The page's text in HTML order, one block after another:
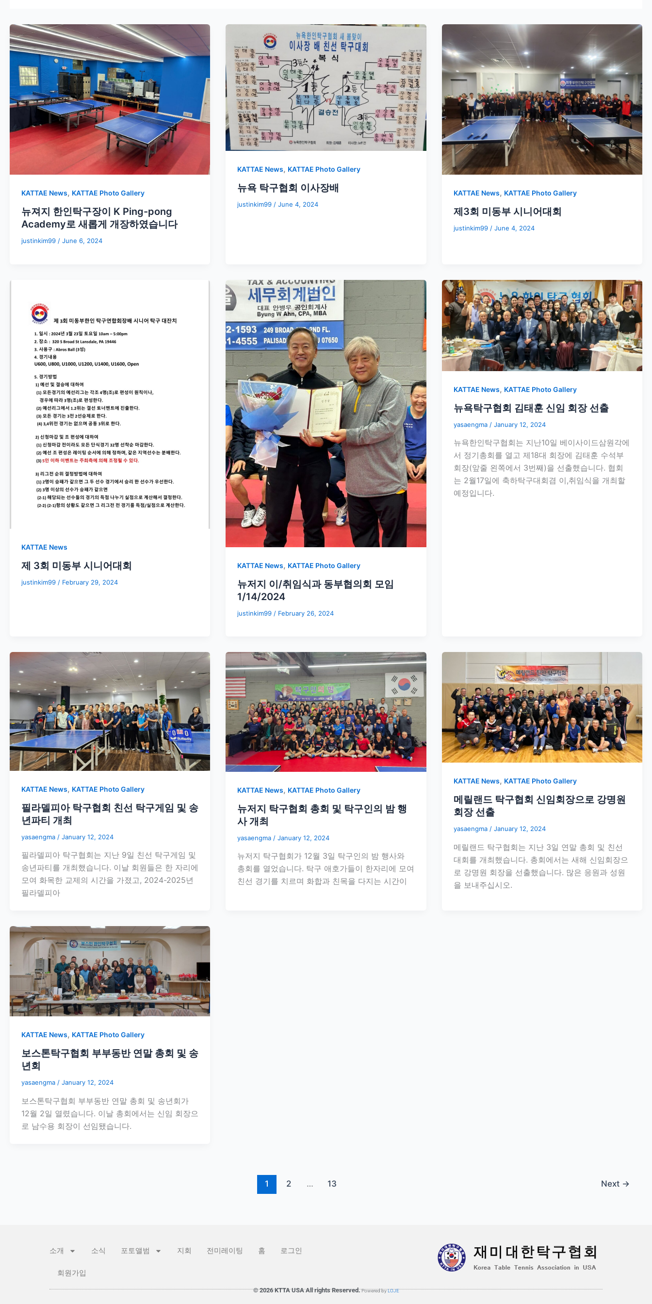
KATTAE News, KATTAE Photo Gallery
뉴져지 한인탁구장이 K Ping-pong
Academy로 새롭게 개장하였습니다
justinkim99 / June 6, 2024
KATTAE News, KATTAE Photo Gallery
뉴욕 탁구협회 이사장배
justinkim99 /June 4, 2024
KATTAE News, KATTAE Photo Gallery
제3회 미동부 시니어대회
justinkim99 / June 4, 2024
KATTAE News
제 3회 미동부 시니어대회
justinkim99 / February 29, 2024
KATTAE News, KATTAE Photo Gallery
뉴저지 이/취임식과 동부협의회 모임
1/14/2024
justinkim99 / February 26, 2024
KATTAE News, KATTAE Photo Gallery
뉴욕탁구협회 김태훈 신임 회장 선출
yasaengma / January 12, 2024
뉴욕한인탁구협회는 지난10일 베이사이드삼원각에
서 정기총회를 열고 제18대 회장에 김태훈 수석부
회장(앞줄 왼쪽에서 3번째)을 선출했습니다. 협회
는 2월17일에 축하탁구대회겸 이,취임식을 개최할
예정입니다.
KATTAE News, KATTAE Photo Gallery
필라델피아 탁구협회 친선 탁구게임 및 송
년파티 개최
yasaengma / January 12, 2024
필라델피아 탁구협회는 지난 9일 친선 탁구게임 및
송년파티를 개최했습니다. 이날 회원들은 한 자리에
모여 화목한 교제의 시간을 가졌고, 2024-2025년
필라델피아
KATTAE News, KATTAE Photo Gallery
뉴저지 탁구협회 총회 및 탁구인의 밤 행
사 개최
yasaengma /January 12, 2024
뉴저지 탁구협회가 12월 3일 탁구인의 밤 행사와
총회를 열었습니다. 탁구 애호가들이 한자리에 모여
친선 경기를 치르며 화합과 친목을 다지는 시간이
KATTAE News, KATTAE Photo Gallery
메릴랜드 탁구협회 신임회장으로 강명원
회장 선출
yasaengma / January 12, 2024
메릴랜드 탁구협회는 지난 3일 연말 총회 및 친선
대회를 개최했습니다. 총회에서는 새해 신임회장으
로 강명원 회장을 선출했습니다. 많은 응원과 성원
을 보내주십시오.
KATTAE News, KATTAE Photo Gallery
보스톤탁구협회 부부동반 연말 총회 및 송
년회
yasaengma / January 12, 2024
보스톤탁구협회 부부동반 연말 총회 및 송년회가
12월 2일 열렸습니다. 이날 총회에서는 신임 회장으
로 남수용 회장이 선임됐습니다.
1 2 … 13 Next →
소개 소식 포토앨범 지회 전미레이팅 홈 로그인
회원가입
© 2026 KTTA USA All rights Reserved.Powered byLOJE